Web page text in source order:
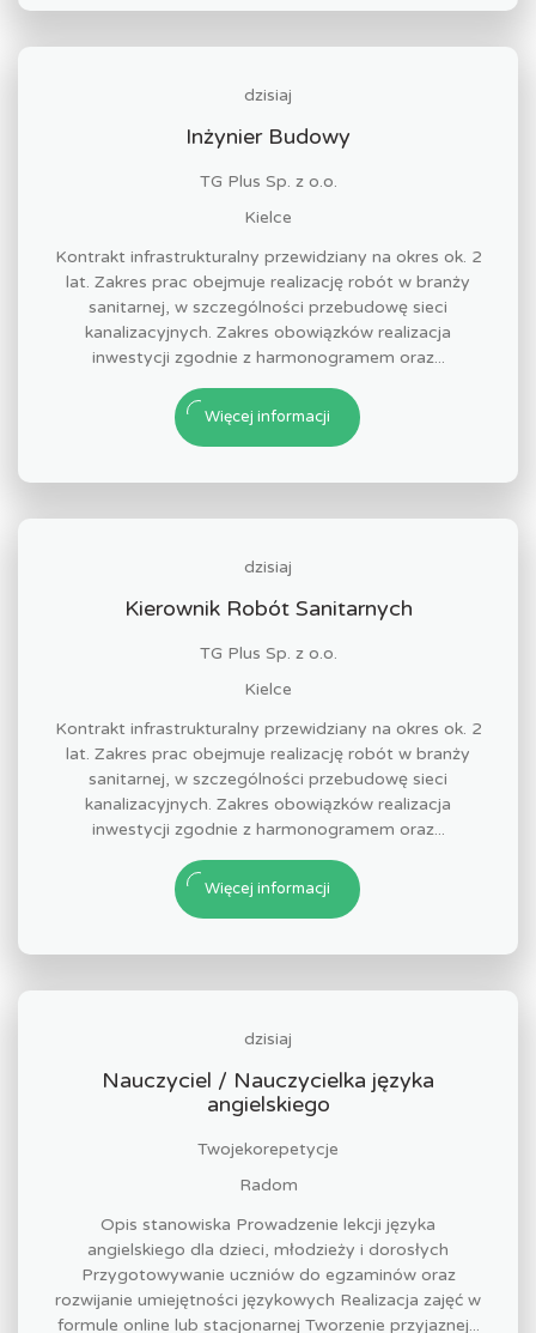
dzisiaj
Inżynier Budowy
TG Plus Sp. z o.o.
Kielce
Kontrakt infrastrukturalny przewidziany na okres ok. 2
lat. Zakres prac obejmuje realizację robót w branży
sanitarnej, w szczególności przebudowę sieci
kanalizacyjnych. Zakres obowiązków realizacja
inwestycji zgodnie z harmonogramem oraz...
Więcej informacji
dzisiaj
Kierownik Robót Sanitarnych
TG Plus Sp. z o.o.
Kielce
Kontrakt infrastrukturalny przewidziany na okres ok. 2
lat. Zakres prac obejmuje realizację robót w branży
sanitarnej, w szczególności przebudowę sieci
kanalizacyjnych. Zakres obowiązków realizacja
inwestycji zgodnie z harmonogramem oraz...
Więcej informacji
dzisiaj
Nauczyciel / Nauczycielka języka
angielskiego
Twojekorepetycje
Radom
Opis stanowiska Prowadzenie lekcji języka
angielskiego dla dzieci, młodzieży i dorosłych
Przygotowywanie uczniów do egzaminów oraz
rozwijanie umiejętności językowych Realizacja zajęć w
formule online lub stacjonarnej Tworzenie przyjaznej...